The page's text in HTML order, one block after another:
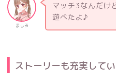
ましろ
マッチ3なんだけ
遊べたよ♪
ストーリーも充実して